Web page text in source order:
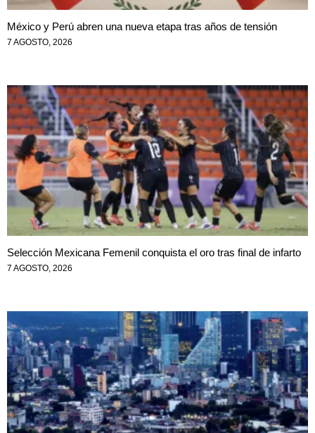
México y Perú abren una nueva etapa tras años de tensión
7 AGOSTO, 2026
Selección Mexicana Femenil conquista el oro tras final de infarto
7 AGOSTO, 2026